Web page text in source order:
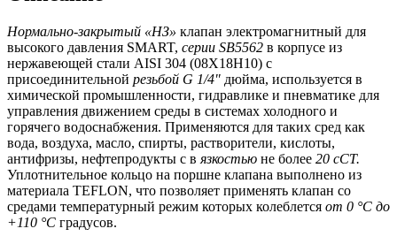
Нормально-закрытый «НЗ» клапан электромагнитный для
высокого давления SMART, серии SB5562 в корпусе из
нержавеющей стали AISI 304 (08Х18Н10) с
присоединительной резьбой G 1/4" дюйма, используется в
химической промышленности, гидравлике и пневматике для
управления движением среды в системах холодного и
горячего водоснабжения. Применяются для таких сред как
вода, воздуха, масло, спирты, растворители, кислоты,
антифризы, нефтепродукты с в язкостью не более 20 сСТ.
Уплотнительное кольцо на поршне клапана выполнено из
материала TEFLON, что позволяет применять клапан со
средами температурный режим которых колеблется от 0 °С до
+110 °С градусов.